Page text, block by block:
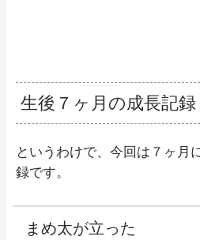
生後７ヶ月の成長記録
というわけで、今回は７ヶ月
録です。
まめ太が立った